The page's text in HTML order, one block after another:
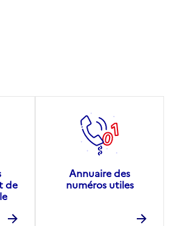
de
Annuaire des
numéros utiles